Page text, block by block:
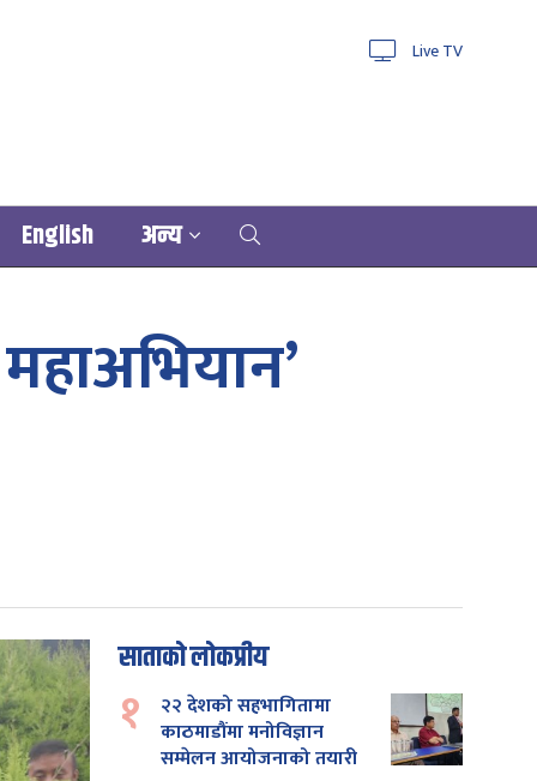
Live TV
English अन्य
साताको लोकप्रीय
१
२२ देशको सहभागितामा
काठमाडौंमा मनोविज्ञान
सम्मेलन आयोजनाको तयारी